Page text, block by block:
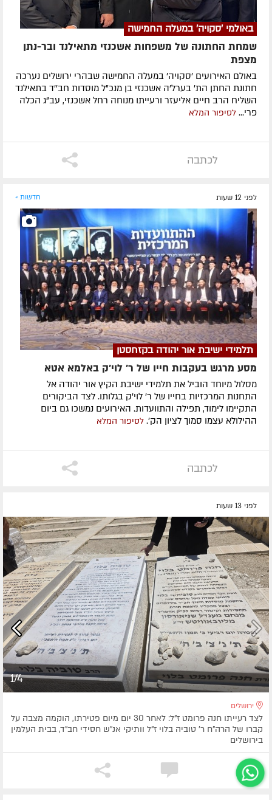
באולמי 'סקויה' במעלה החמישה
שמחת החתונה של משפחות אשכנזי מתאילנד ובר-נתן
מצפת
באולם האירועים 'סקויה' במעלה החמישה שבהרי ירושלים נערכה
חתונת החתן הת' בערל'ה אשכנזי בן מנכ"ל מוסדות חב''ד בתאילנד
השליח הרב חיים אליעזר ורעייתו מנוחה רחל אשכנזי, עב"ג הכלה
פרי... לסיפור המלא
לכתבה
לפני 12 שעות חדשות »
תלמידי ישיבת אור יהודה בקזחסטן
מסע מרגש בעקבות חייו של ר' לוי'ק באלמא אטא
מסלול מיוחד הוביל את תלמידי ישיבת הקיץ אור יהודה אל
התחנות המרכזיות בחייו של ר' לוי'ק בגלותו. לצד הביקורים
התקיימו לימוד, תפילה והתוועדות. האירועים נמשכו גם ביום
ההילולא עצמו סמוך לציון הק'. לסיפור המלא
לכתבה
לפני 13 שעות
1/4
ירושלים
לצד רעייתו חנה פרומט ז"ל: לאחר 30 יום מיום פטירתו, הוקמה מצבה על
קברו של הרה"ח ר' טוביה בלוי ז"ל וותיקי אנ"ש חסידי חב"ד, בבית העלמין
בירושלים